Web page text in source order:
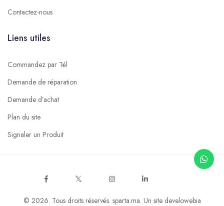
Contactez-nous
Liens utiles
Commandez par Tél
Demande de réparation
Demande d’achat
Plan du site
Signaler un Produit
© 2026. Tous droits réservés. sparta.ma. Un site develowebia